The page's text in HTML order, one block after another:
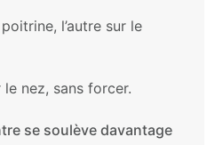
l’autre sur le
nez, sans forcer.
se soulève davantage